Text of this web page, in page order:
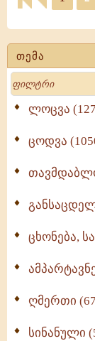
თემა
Search
ლოცვა
ცოდვა
ცხონება,
ღმერთი
სინანული